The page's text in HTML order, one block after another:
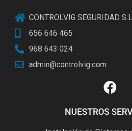
CONTROLVIG SEGURIDAD
656 646 465
968 643 024
admin@controlvig.com
NUESTROS